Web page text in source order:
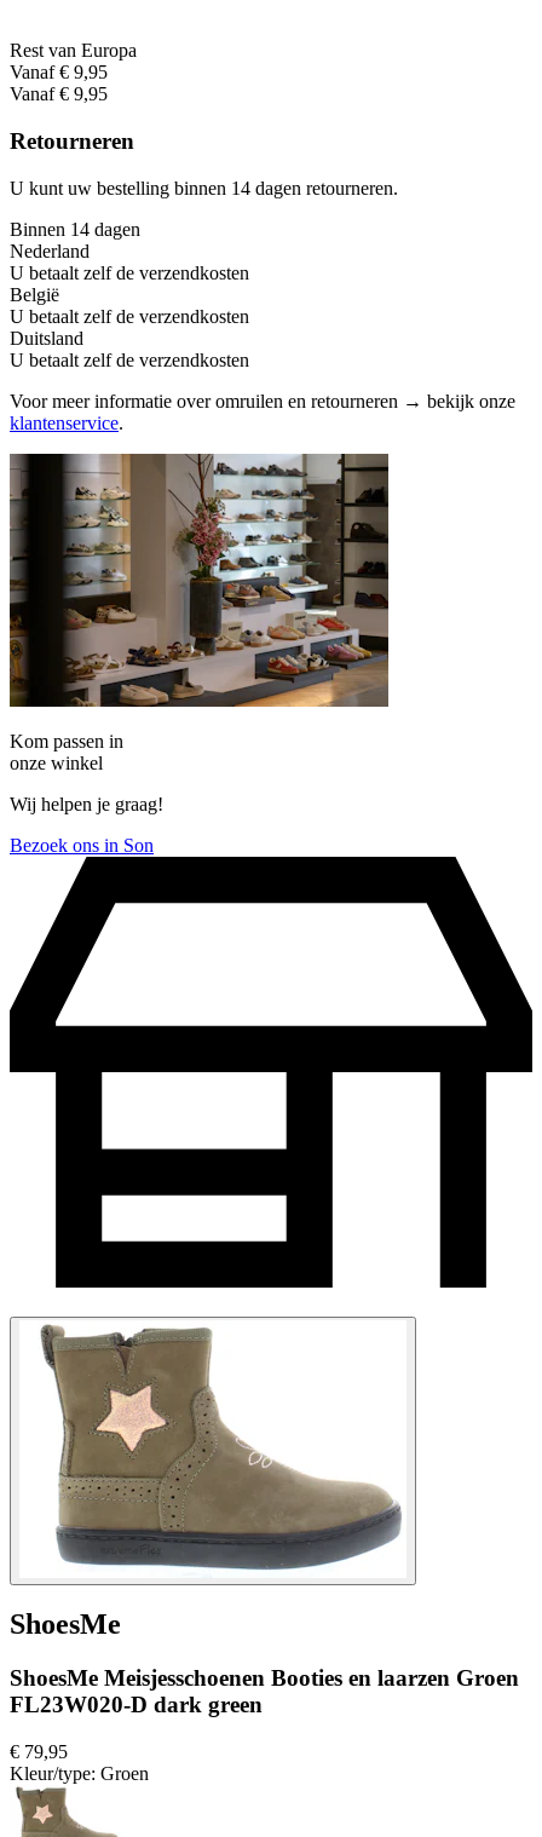
Rest van Europa
Vanaf € 9,95
Vanaf € 9,95
Retourneren
U kunt uw bestelling binnen 14 dagen retourneren.
Binnen 14 dagen
Nederland
U betaalt zelf de verzendkosten
België
U betaalt zelf de verzendkosten
Duitsland
U betaalt zelf de verzendkosten
Voor meer informatie over omruilen en retourneren → bekijk onze
klantenservice.
Kom passen in
onze winkel
Wij helpen je graag!
Bezoek ons in Son
ShoesMe
ShoesMe Meisjesschoenen Booties en laarzen Groen
FL23W020-D dark green
€ 79,95
Kleur/type: Groen